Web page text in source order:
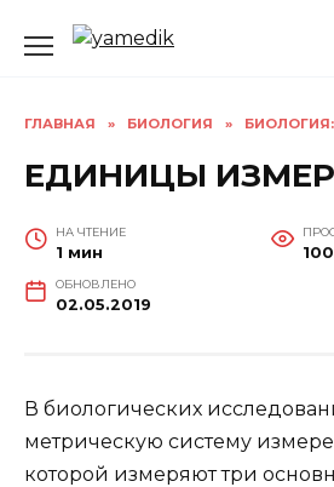
ГЛАВНАЯ » БИОЛОГИЯ »
ЕДИНИЦЫ
НА ЧТЕНИЕ
1 мин 100
ОБНОВЛЕНО
02.05.2019
В биологических
метрическую систему
которой измеряют три